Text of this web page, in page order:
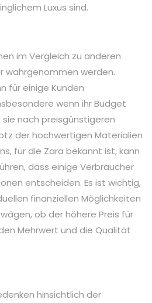
Luxus sind.
im Vergleich zu anderen
wahrgenommen werden.
für einige Kunden
wenn ihr Budget
nach preisgünstigeren
der hochwertigen Materialien
für die Zara bekannt ist, kann
dass einige Verbraucher
entscheiden. Es ist wichtig,
finanziellen Möglichkeiten
ob der höhere Preis für
Mehrwert und die Qualität
hinsichtlich der